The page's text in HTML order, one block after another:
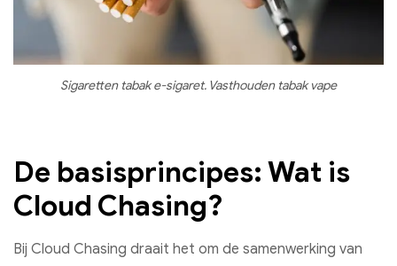
Sigaretten tabak e-sigaret. Vasthouden tabak vape
De basisprincipes: Wat is
Cloud Chasing?
Bij Cloud Chasing draait het om de samenwerking van